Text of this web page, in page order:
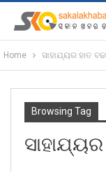
Home ସାହାଯ୍ୟର ହାତ
Browsing Tag